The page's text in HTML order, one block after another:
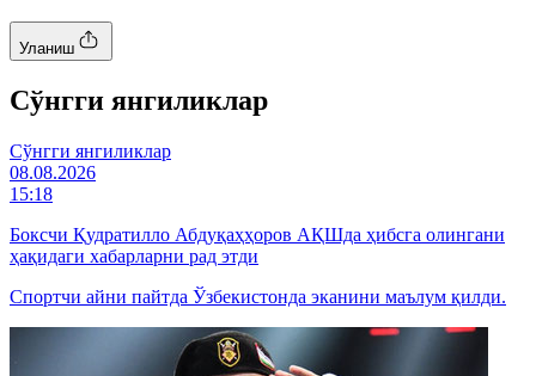
Уланиш
Cўнгги янгиликлар
Cўнгги янгиликлар
08.08.2026
15:18
Боксчи Қудратилло Абдуқаҳҳоров АҚШда ҳибсга олингани
ҳақидаги хабарларни рад этди
Спортчи айни пайтда Ўзбекистонда эканини маълум қилди.